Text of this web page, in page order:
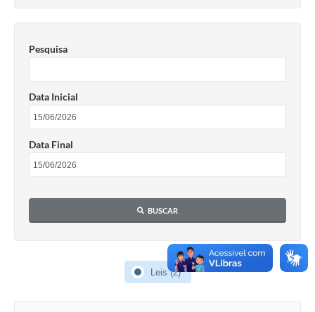
Serviços da Secretaria Municipal de Fazenda
Controle Interno
Notícias
Regularização Fundiária
Notificações de Penalidades – Decisões
Notificações Obras e Posturas
Pesquisa
Data Inicial
Data Final
BUSCAR
Leis (2)